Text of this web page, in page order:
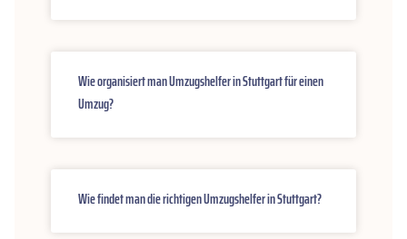
Wie organisiert man Umzugshelfer in Stuttgart für einen
Umzug?
Wie findet man die richtigen Umzugshelfer in Stuttgart?